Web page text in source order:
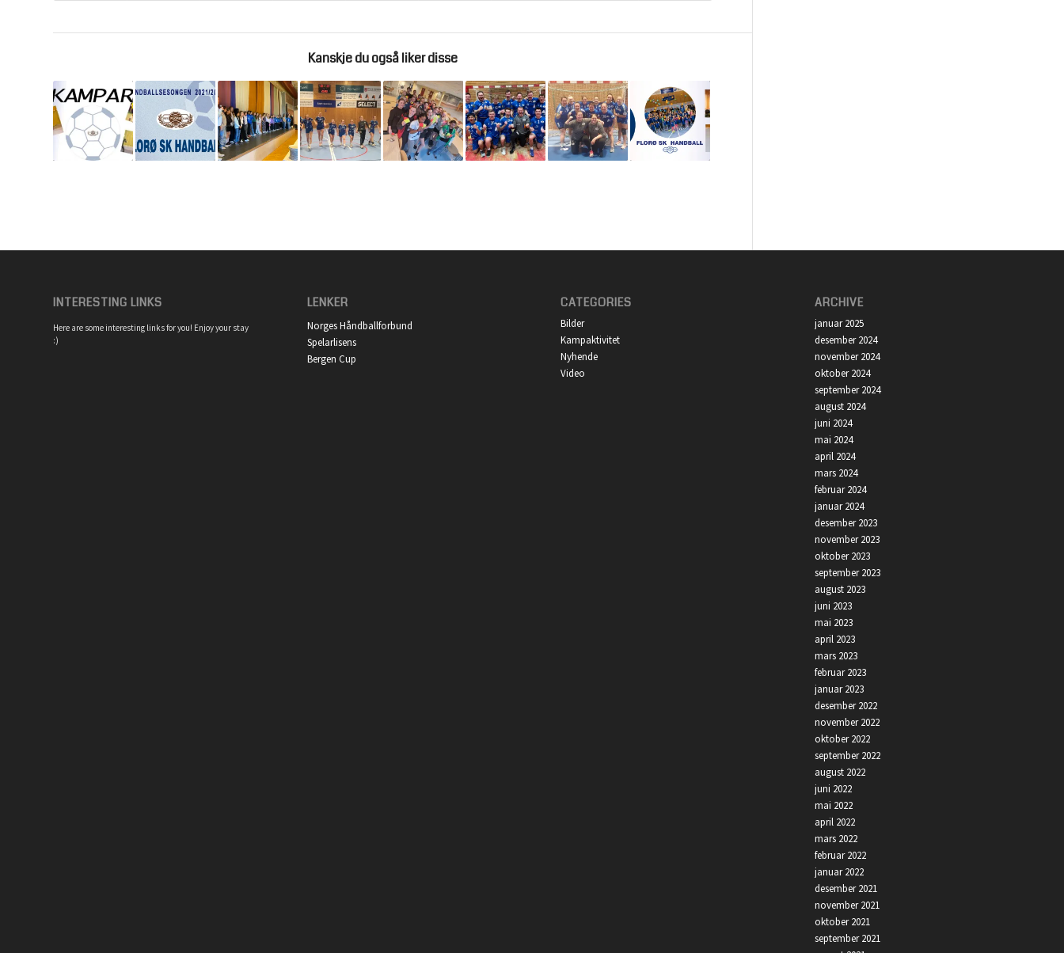
Kanskje du også liker disse
INTERESTING LINKS
Here are some interesting links for you! Enjoy your stay
:)
LENKER
Norges Håndballforbund
Spelarlisens
Bergen Cup
CATEGORIES
Bilder
Kampaktivitet
Nyhende
Video
ARCHIVE
januar 2025
desember 2024
november 2024
oktober 2024
september 2024
august 2024
juni 2024
mai 2024
april 2024
mars 2024
februar 2024
januar 2024
desember 2023
november 2023
oktober 2023
september 2023
august 2023
juni 2023
mai 2023
april 2023
mars 2023
februar 2023
januar 2023
desember 2022
november 2022
oktober 2022
september 2022
august 2022
juni 2022
mai 2022
april 2022
mars 2022
februar 2022
januar 2022
desember 2021
november 2021
oktober 2021
september 2021